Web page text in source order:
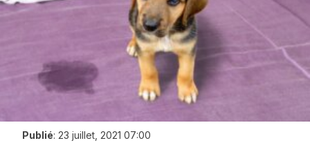
Publié: 23 juillet, 2021 07:00